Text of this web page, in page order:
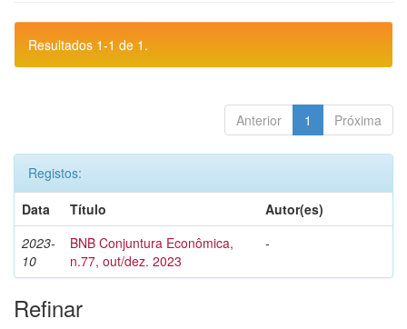
Resultados 1-1 de 1.
Anterior 1 Próxima
Registos:
Data
Título
Autor(es)
2023-
10
BNB Conjuntura Econômica,
n.77, out/dez. 2023
-
Refinar